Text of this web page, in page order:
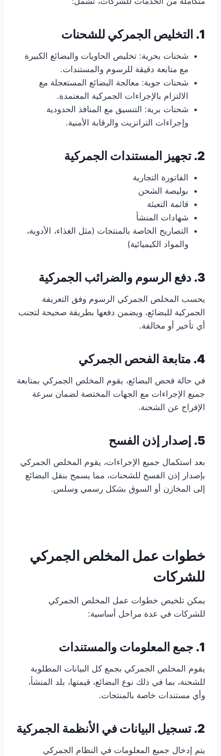
1. التخليص الجمركي للشحنات
شحنات بحرية: تخليص الحاويات والبضائع الكبيرة
مع متابعة دقيقة للرسوم والمستندات.
شحنات جوية: معالجة البضائع المستعجلة مع
الالتزام بالإجراءات الجمركية المعتمدة.
شحنات برية: التنسيق مع المنافذ الحدودية
وإجراءات الترانزيت والرقابة الأمنية.
2. تجهيز المستندات الجمركية
الفاتورة التجارية
بوليصة الشحن
قائمة التعبئة
شهادات المنشأ
التصاريح الخاصة بالمنتجات (مثل الغذاء، الأدوية،
والمواد الكيميائية)
3. دفع الرسوم والضرائب الجمركية
يحسب المخلص الجمركي الرسوم وفق التعريفة
الجمركية للبضائع، ويضمن دفعها بطريقة صحيحة لتجنب
أي تأخير أو مخالفة.
4. متابعة الفحص الجمركي
في حالة فحص البضائع، يقوم المخلص الجمركي بمتابعة
جميع الإجراءات مع الجهات المختصة لضمان سرعة
الإفراج عن الشحنة.
5. إصدار إذن الفسح
بعد استكمال جميع الإجراءات، يقوم المخلص الجمركي
بإصدار إذن الفسح للشحنات، مما يسمح بنقل البضائع
إلى المخازن أو السوق بشكل رسمي وسلس.
خطوات عمل المخلص الجمركي
للشركات
يمكن تلخيص خطوات عمل المخلص الجمركي
للشركات في عدة مراحل أساسية:
1. جمع المعلومات والمستندات
يقوم المخلص الجمركي بجمع كل البيانات المطلوبة
للشحنة، بما في ذلك نوع البضائع، قيمتها، بلد المنشأ،
وأي مستندات خاصة بالمنتجات.
2. تسجيل البيانات في الأنظمة الجمركية
يتم إدخال جميع المعلومات في النظام الجمركي